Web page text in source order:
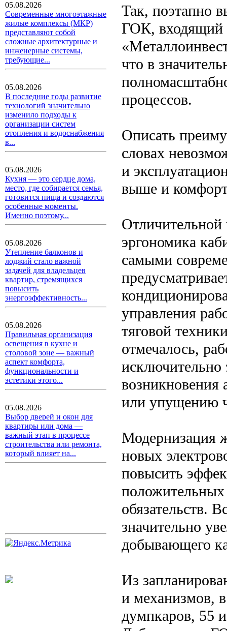
05.08.2026
Современные многоэтажные
жилые комплексы (МКР)
представляют собой
сложные архитектурные и
инженерные системы,
требующие...
05.08.2026
В последние годы развитие
технологий значительно
изменило подходы к
организации систем
отопления и водоснабжения
в...
05.08.2026
Кухня — это сердце дома,
место, где собирается семья,
готовится пища и создаются
особенные моменты.
Именно поэтому...
05.08.2026
Утепление балконов и
лоджий стало важной
задачей для владельцев
квартир, стремящихся
повысить
энергоэффективность...
05.08.2026
Правильная организация
освещения в кухне и
столовой зоне — важный
аспект комфорта,
функциональности и
эстетики этого...
05.08.2026
Выбор дверей и окон для
квартиры или дома —
важный этап в процессе
строительства или ремонта,
который влияет на...
Так, поэтапно
ГОК, входящий
что в
процессов.
Описать
словах
и
выше и
Отличительной
эргономика
самыми
управления
тяговой
отмечалось,
исключительно
возникновения
или упущению
Модернизация
новых
повысить
положительных
обязательств.
значительно
добывающего
Из
и механизмов,
думпкаров, 55